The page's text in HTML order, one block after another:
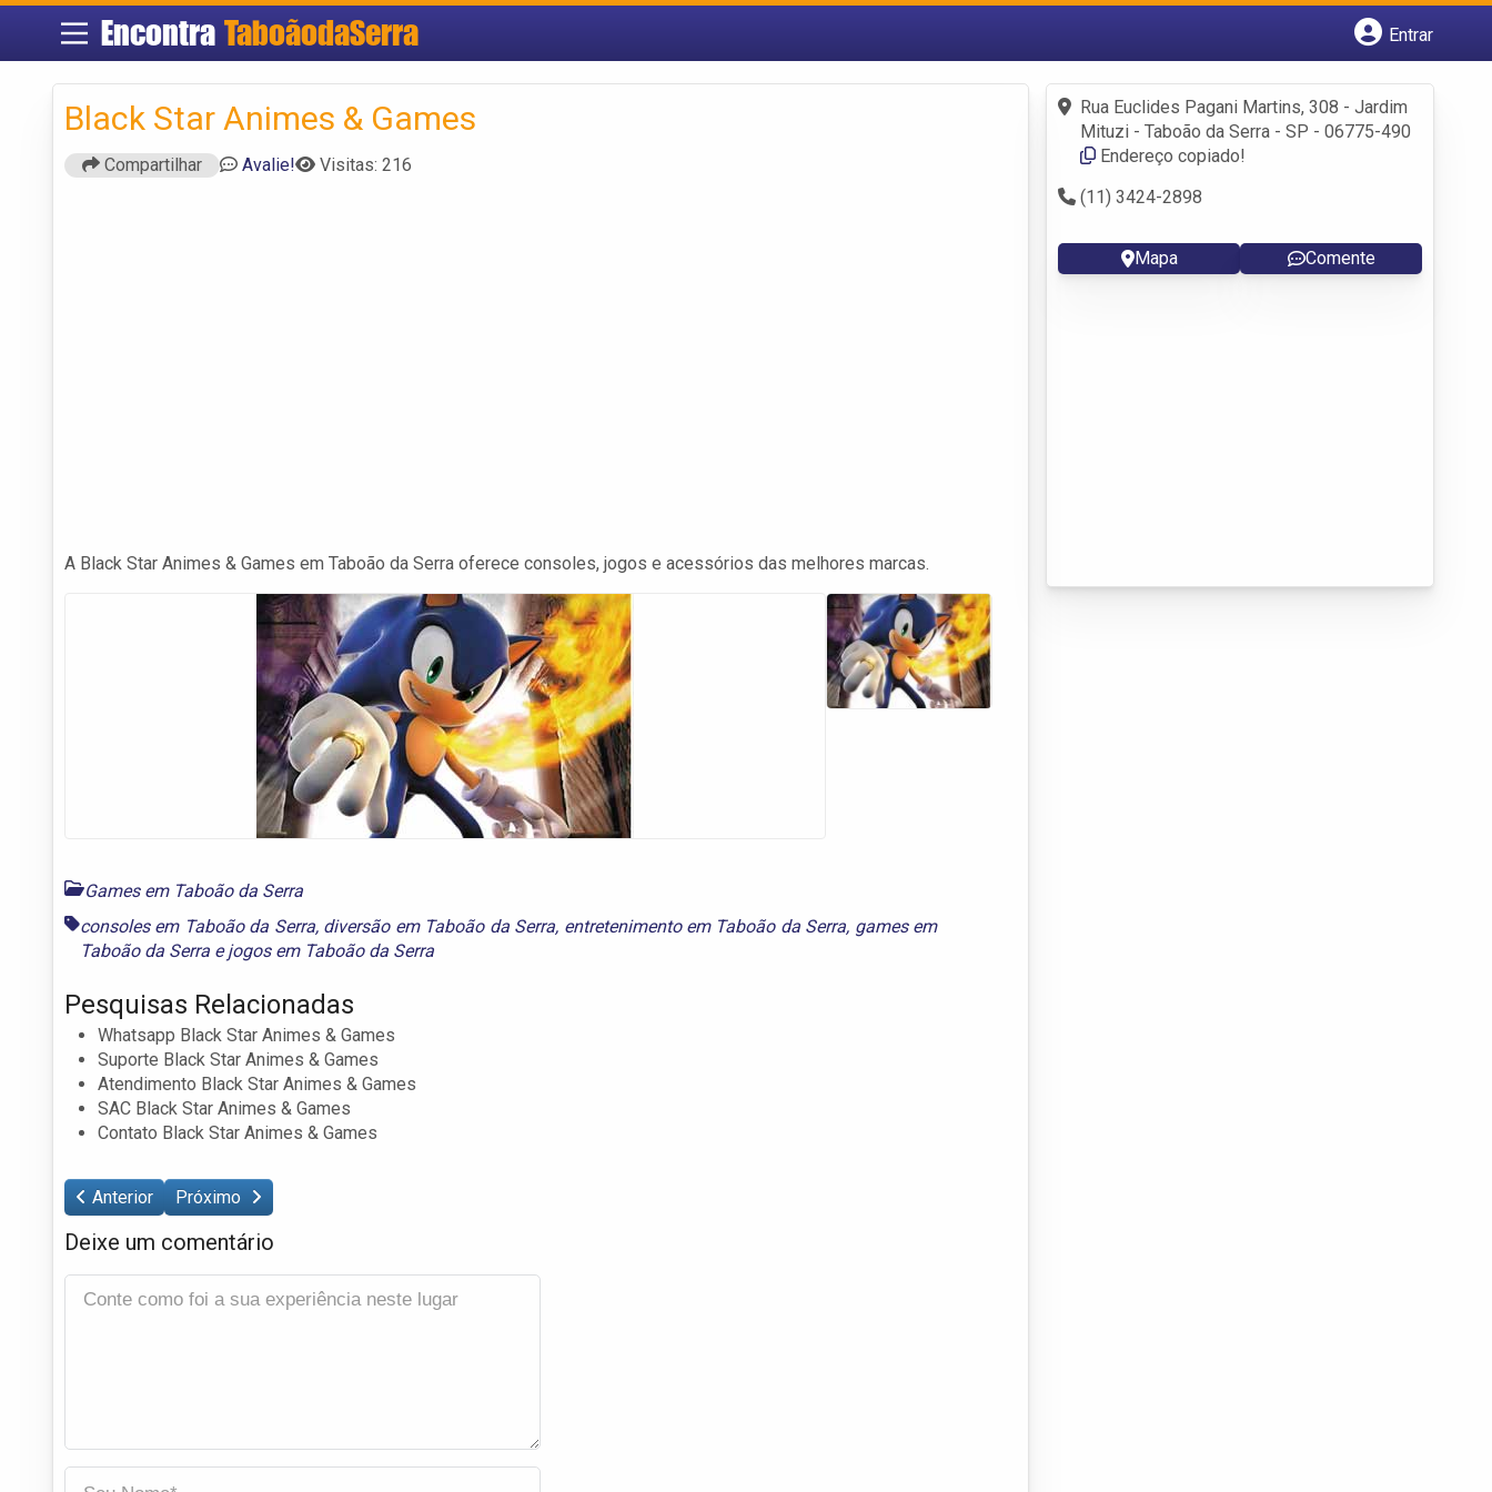
Encontra TaboãodaSerra
Entrar
Fazer login
Criar conta
Black Star Animes & Games
Compartilhar Avalie! Visitas: 216
A Black Star Animes & Games em Taboão da Serra oferece consoles, jogos e acessórios das melhores marcas.
Games em Taboão da Serra
consoles em Taboão da Serra, diversão em Taboão da Serra, entretenimento em Taboão da Serra, games em
Taboão da Serra ejogos em Taboão da Serra
Pesquisas Relacionadas
Whatsapp Black Star Animes & Games
Suporte Black Star Animes & Games
Atendimento Black Star Animes & Games
SAC Black Star Animes & Games
Contato Black Star Animes & Games
Anterior Próximo
Deixe um comentário
Rua Euclides Pagani Martins, 308 - Jardim
Mituzi - Taboão da Serra - SP - 06775-490
Endereço copiado!
(11) 3424-2898
Mapa Comente